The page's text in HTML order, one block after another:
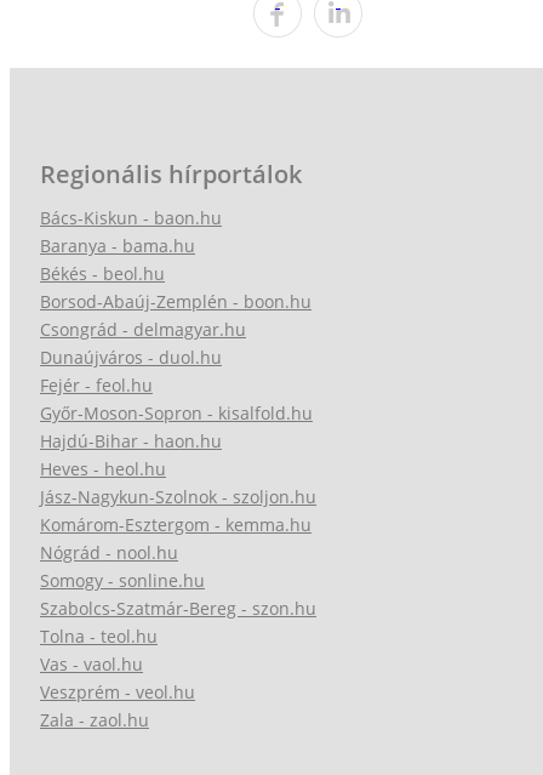
Regionális hírportálok
Bács-Kiskun - baon.hu
Baranya - bama.hu
Békés - beol.hu
Borsod-Abaúj-Zemplén - boon.hu
Csongrád - delmagyar.hu
Dunaújváros - duol.hu
Fejér - feol.hu
Győr-Moson-Sopron - kisalfold.hu
Hajdú-Bihar - haon.hu
Heves - heol.hu
Jász-Nagykun-Szolnok - szoljon.hu
Komárom-Esztergom - kemma.hu
Nógrád - nool.hu
Somogy - sonline.hu
Szabolcs-Szatmár-Bereg - szon.hu
Tolna - teol.hu
Vas - vaol.hu
Veszprém - veol.hu
Zala - zaol.hu